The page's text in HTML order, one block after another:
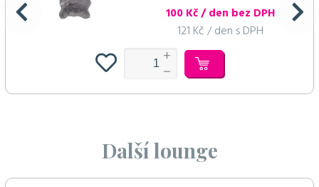
100 Kč / den bez DPH
121 Kč / den s DPH
Další lounge